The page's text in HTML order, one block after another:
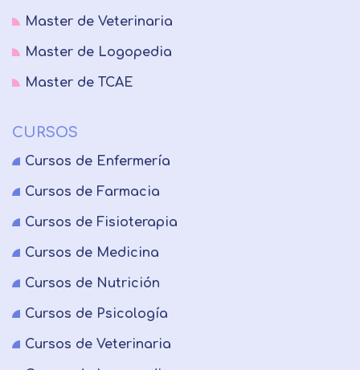
Master de Veterinaria
Master de Logopedia
Master de TCAE
CURSOS
Cursos de Enfermería
Cursos de Farmacia
Cursos de Fisioterapia
Cursos de Medicina
Cursos de Nutrición
Cursos de Psicología
Cursos de Veterinaria